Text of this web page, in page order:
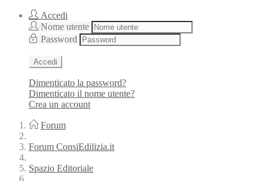
Accedi
Nome utente
Password
Accedi
Dimenticato la password?
Dimenticato il nome utente?
Crea un account
Forum
Forum ConsiEdilizia.it
Spazio Editoriale